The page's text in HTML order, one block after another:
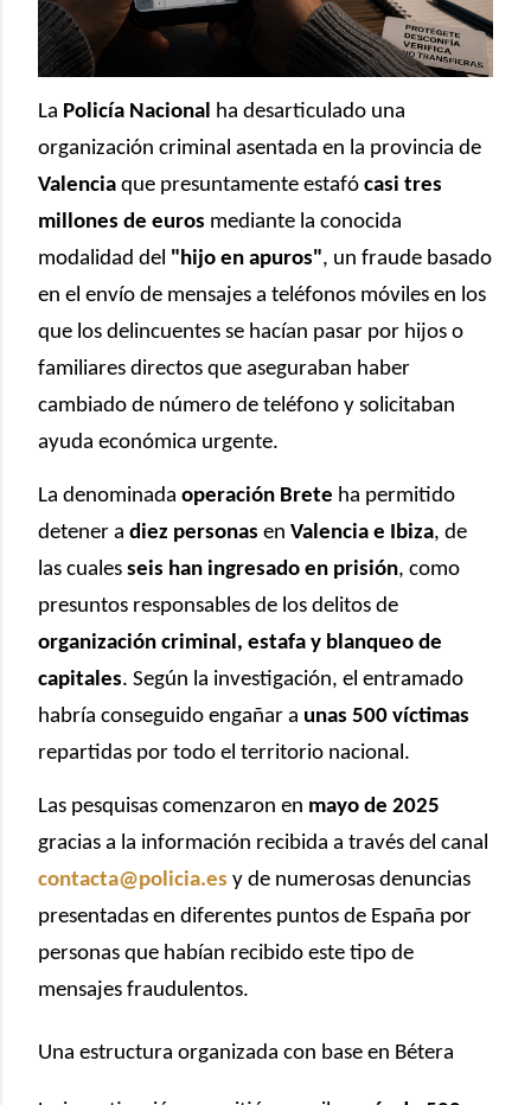
La Policía Nacional
ha desarticulado una
organización criminal asentada en la provincia de
Valencia que presuntamente estafó casi tres
millones de euros mediante la conocida
modalidad del "hijo en apuros", un fraude basado
en el envío de mensajes a teléfonos móviles en los
que los delincuentes se hacían pasar por hijos o
familiares directos que aseguraban haber
cambiado de número de teléfono y solicitaban
ayuda económica urgente.
La denominada operación Brete ha permitido
detener a diez personas en Valencia e Ibiza, de
las cuales seis han ingresado en prisión, como
presuntos responsables de los delitos de
organización criminal, estafa y blanqueo de
capitales. Según la investigación, el entramado
habría conseguido engañar a unas 500 víctimas
repartidas por todo el territorio nacional.
Las pesquisas comenzaron en mayo de 2025
gracias a la información recibida a través del canal
contacta@policia.es y de numerosas denuncias
presentadas en diferentes puntos de España por
personas que habían recibido este tipo de
mensajes fraudulentos.
Una estructura organizada con base en Bétera